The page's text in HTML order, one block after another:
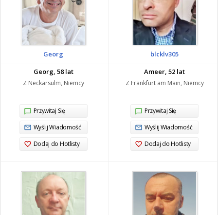
Europie i historycznym przodownikiem w rozwoju kultury,
nauki i postępu na całym kontynencie. W Niemczech panuje
umiarkowany klimat morski. Zimy są tu chłodne, pochmurne i
wilgotne, zaś pogoda latem jest stosunkowo przyjemna.
Georg
Georg, 58 lat
Z Neckarsulm, Niemcy
Przywitaj Się
Wyślij Wiadomość
Dodaj do Hotlisty
blcklv305
Ameer, 52 lat
Z Frankfurt am Main, Niemcy
Przywitaj Się
Wyślij Wiadomość
Dodaj do Hotlisty